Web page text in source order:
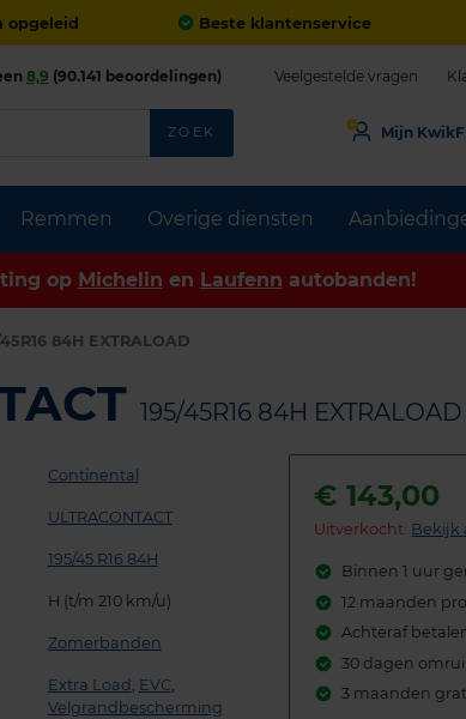
opgeleid Beste klantenservice
Remmen Overige diensten
8,9 (90.141 beoordelingen) Veelgestelde vragen
ZOEK Mijn
op Michelin en Laufenn autobanden!
84H EXTRALOAD
195/45R16 84H EXTRALOAD
Continental
ULTRACONTACT
195/45 R16 84H
H (t/m 210 km/u)
Zomerbanden
Extra Load , EVC,
Velgrandbescherming
€143,00
Uitverkocht: Bekijk
Binnen 1 uur
12 maanden
Achteraf
30 dagen
3 maanden